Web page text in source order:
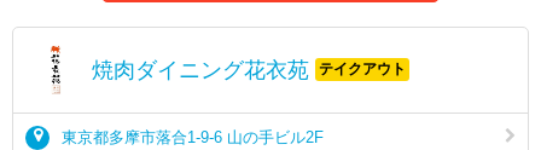
焼肉ダイニング花衣苑 テイクアウト
東京都多摩市落合1-9-6 山の手ビル2F